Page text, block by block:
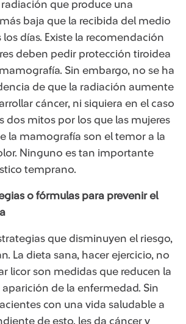
radiación que produce una
baja que la recibida del medio
días. Existe la recomendación
deben pedir protección tiroidea
Sin embargo, no se ha
de que la radiación aumente
cáncer, ni siquiera en el caso
dos mitos por los que las mujeres
la mamografía son el temor a la
Ninguno es tan importante
temprano.
o fórmulas para prevenir el
que disminuyen el riesgo,
La dieta sana, hacer ejercicio, no
licor son medidas que reducen la
de la enfermedad. Sin
con una vida saludable a
de esto, les da cáncer y